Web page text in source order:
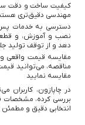
مهندسی دقیق‌تری
دسترسی به خدمات پس
نصب و آموزش، و
دهد و از توقف تولید
مقایسه قیمت واقعی و
مناقصه، می‌توانید
مقایسه نمایید
در چاپازون، کاربران
بررسی کرده، مشخصات
انتخابی دقیق و مطمئن